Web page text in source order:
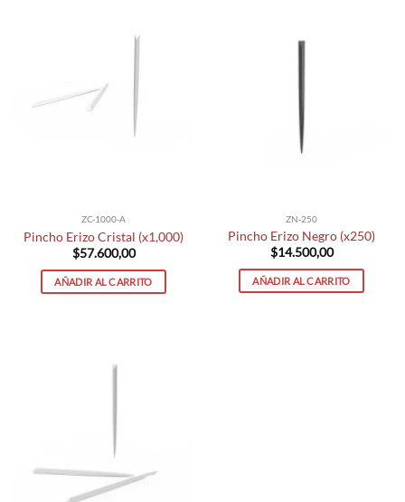
ZC-1000-A
Pincho Erizo Cristal (x1,000)
$57.600,00
AÑADIR AL CARRITO
ZN-250
Pincho Erizo Negro (x250)
$14.500,00
AÑADIR AL CARRITO